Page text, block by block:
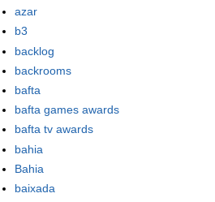
azar
b3
backlog
backrooms
bafta
bafta games awards
bafta tv awards
bahia
Bahia
baixada